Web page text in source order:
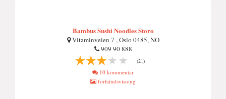
Bambus Sushi Noodles Storo
Vitaminveien 7 , Oslo 0485, NO
909 90 888
(21)
10 kommentar
forhåndsvisning